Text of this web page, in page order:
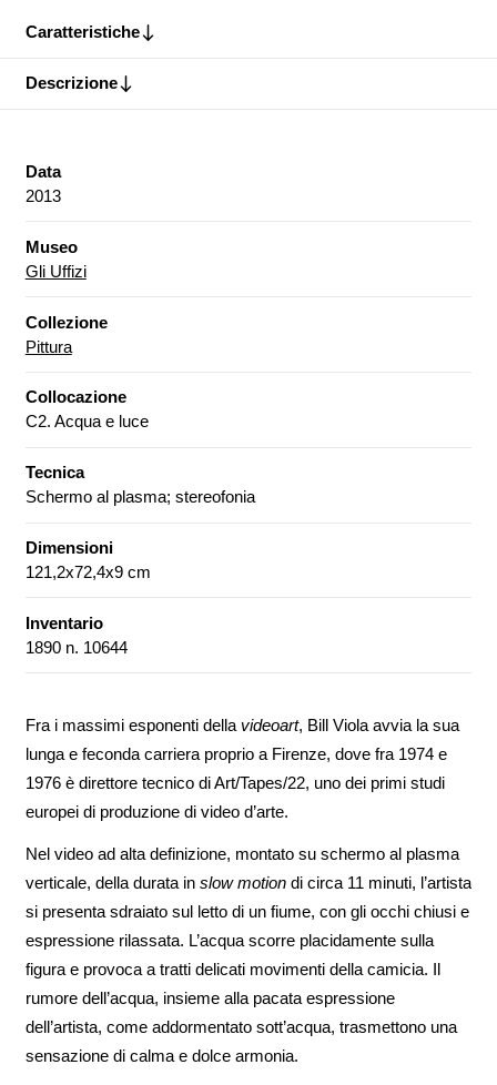
Caratteristiche
Descrizione
Data
2013
Museo
Gli Uffizi
Collezione
Pittura
Collocazione
C2. Acqua e luce
Tecnica
Schermo al plasma; stereofonia
Dimensioni
121,2x72,4x9 cm
Inventario
1890 n. 10644
Fra i massimi esponenti della videoart, Bill Viola avvia la sua
lunga e feconda carriera proprio a Firenze, dove fra 1974 e
1976 è direttore tecnico di Art/Tapes/22, uno dei primi studi
europei di produzione di video d’arte.
Nel video ad alta definizione, montato su schermo al plasma
verticale, della durata in slow motiondi circa 11 minuti, l’artista
si presenta sdraiato sul letto di un fiume, con gli occhi chiusi e
espressione rilassata. L’acqua scorre placidamente sulla
figura e provoca a tratti delicati movimenti della camicia. Il
rumore dell’acqua, insieme alla pacata espressione
dell’artista, come addormentato sott’acqua, trasmettono una
sensazione di calma e dolce armonia.